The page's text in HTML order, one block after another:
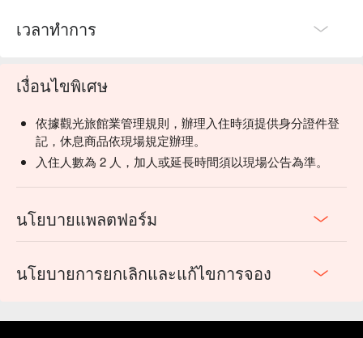
เวลาทำการ
เงื่อนไขพิเศษ
依據觀光旅館業管理規則，辦理入住時須提供身分證件登
記，休息商品依現場規定辦理。
入住人數為 2 人，加人或延長時間須以現場公告為準。
นโยบายแพลตฟอร์ม
นโยบายการยกเลิกและแก้ไขการจอง